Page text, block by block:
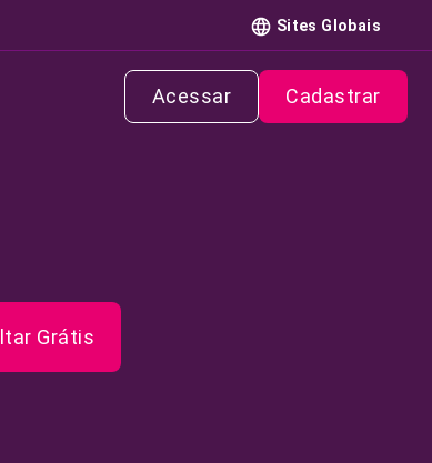
Sites Globais
Acessar Cadastrar
Grátis